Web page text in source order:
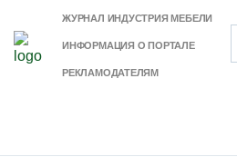
ЖУРНАЛ ИНДУСТРИЯ МЕБЕЛИ
ИНФОРМАЦИЯ О ПОРТАЛЕ
РЕКЛАМОДАТЕЛЯМ